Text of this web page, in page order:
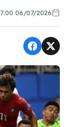
06/07/2026 07:00